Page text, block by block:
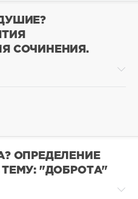
СОЧИНЕНИЯ.
ОПРЕДЕЛЕНИЕ
"ДОБРОТА"